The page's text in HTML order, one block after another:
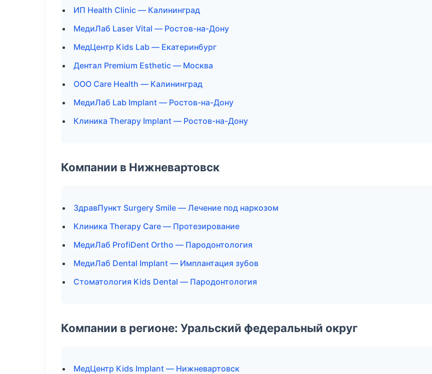
ИП Health Clinic — Калининград
МедиЛаб Laser Vital — Ростов-на-Дону
МедЦентр Kids Lab — Екатеринбург
Дентал Premium Esthetic — Москва
ООО Care Health — Калининград
МедиЛаб Lab Implant — Ростов-на-Дону
Клиника Therapy Implant — Ростов-на-Дону
Компании в Нижневартовск
ЗдравПункт Surgery Smile — Лечение под наркозом
Клиника Therapy Care — Протезирование
МедиЛаб ProfiDent Ortho — Пародонтология
МедиЛаб Dental Implant — Имплантация зубов
Стоматология Kids Dental — Пародонтология
Компании в регионе: Уральский федеральный округ
МедЦентр Kids Implant — Нижневартовск